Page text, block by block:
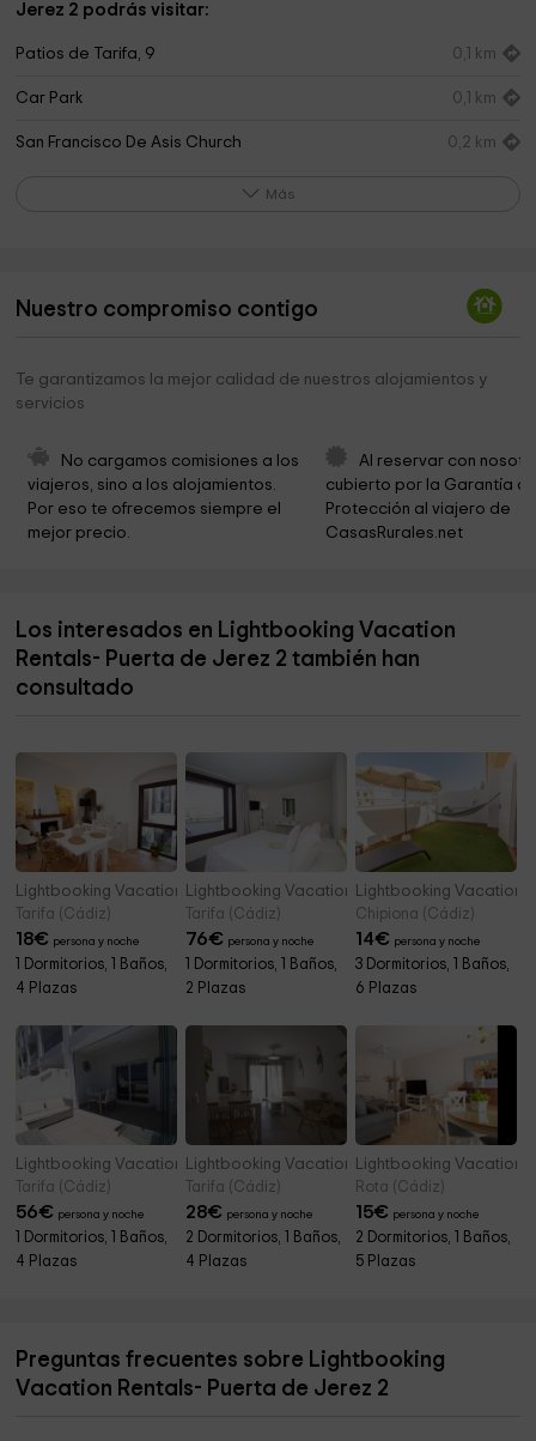
Jerez 2 podrás visitar:
Patios de Tarifa, 9 0,1 km
Car Park 0,1 km
San Francisco De Asis Church 0,2 km
Tarifa Ayuntamiento 0,3 km
Capilla De San Isidro
Parque Feria
Estrecho Natural Park
Isla de las Palomas 1,4 km
Ozu-Bar Tarifa 3,9 km
Parroquia del Espíritu Santo
Más
Nuestro compromiso contigo
Te garantizamos la mejor calidad de nuestros alojamientos y
servicios
No cargamos comisiones a los
viajeros, sino a los alojamientos.
Por eso te ofrecemos siempre el
mejor precio.
Al reservar con
cubierto por la Garantía
Protección al viajero de
CasasRurales.net
Los interesados en Lightbooking Vacation
Rentals- Puerta de Jerez 2 también han
consultado
Lightbooking Vacation Rentals- Puerta de Jerez 4
Tarifa (Cádiz)
18€ persona y noche
1 Dormitorios, 1 Baños,
4 Plazas
Lightbooking Vacation Rentals- Estudio sin
Tarifa (Cádiz)
76€ persona y noche
1 Dormitorios, 1 Baños,
2 Plazas
Lightbooking Vacation
Chipiona (Cádiz)
14€ persona y noche
3 Dormitorios, 1 Baños,
6 Plazas
Lightbooking Vacation Rentals- Tarifa Mirador I
Tarifa (Cádiz)
56€ persona y noche
1 Dormitorios, 1 Baños,
4 Plazas
Lightbooking Vacation Rentals- Tarifa II
Tarifa (Cádiz)
28€ persona y noche
2 Dormitorios, 1 Baños,
4 Plazas
Lightbooking Vacation
Rota (Cádiz)
15€ persona y noche
2 Dormitorios, 1 Baños,
5 Plazas
Preguntas frecuentes sobre Lightbooking
Vacation Rentals- Puerta de Jerez 2